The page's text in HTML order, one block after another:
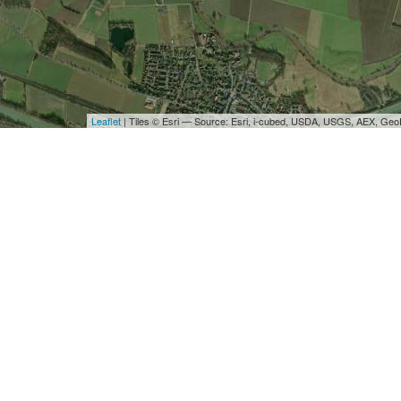
Leaflet | Tiles © Esri — Source: Esri, i-cubed, USDA, USGS, AEX,